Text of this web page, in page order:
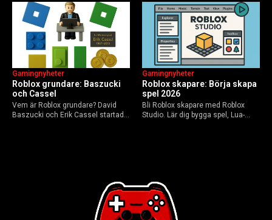
AI-drivna innovationer.
Roblox grundare: Baszucki
och Cassel
Gamingnyheter
Vem är Roblox grundare? David
Baszucki och Erik Cassel startade
Roblox skapare: Börja skapa
spel 2026
Gamingnyheter
Bli Roblox skapare med Roblox
Studio. Lär dig bygga spel, Lua-